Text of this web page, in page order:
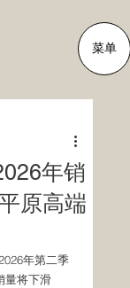
菜单
年销
原高端
年第二季
量将下滑